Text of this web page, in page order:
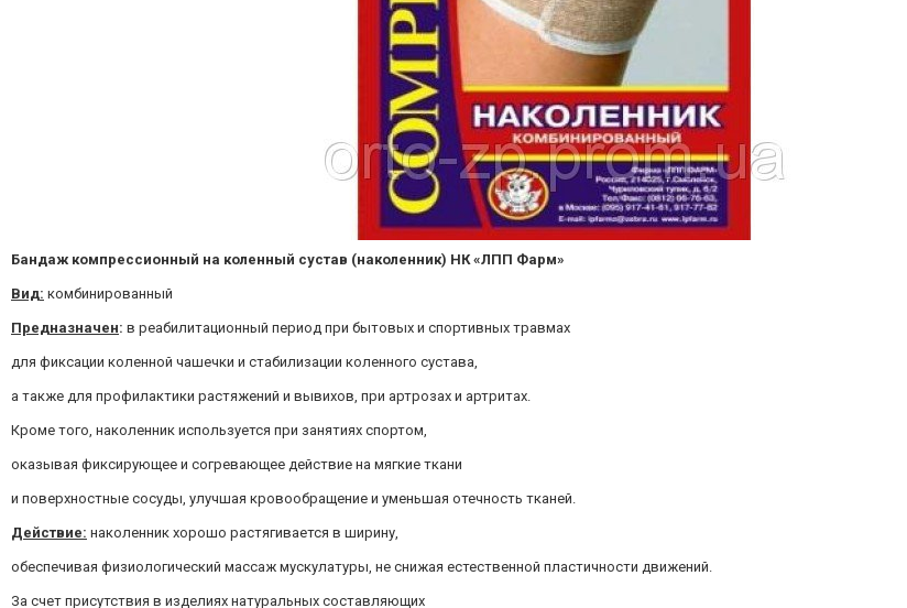
Бандаж компрессионный на коленный сустав (наколенник) НК «ЛПП Фарм»
Вид: комбинированный
Предназначен: в реабилитационный период при бытовых и спортивных травмах
для фиксации коленной чашечки и стабилизации коленного сустава,
а также для профилактики растяжений и вывихов, при артрозах и артритах.
Кроме того, наколенник используется при занятиях спортом,
оказывая фиксирующее и согревающее действие на мягкие ткани
и поверхностные сосуды, улучшая кровообращение и уменьшая отечность тканей.
Действие: наколенник хорошо растягивается в ширину,
обеспечивая физиологический массаж мускулатуры, не снижая естественной пластичности движений.
За счет присутствия в изделиях натуральных составляющих